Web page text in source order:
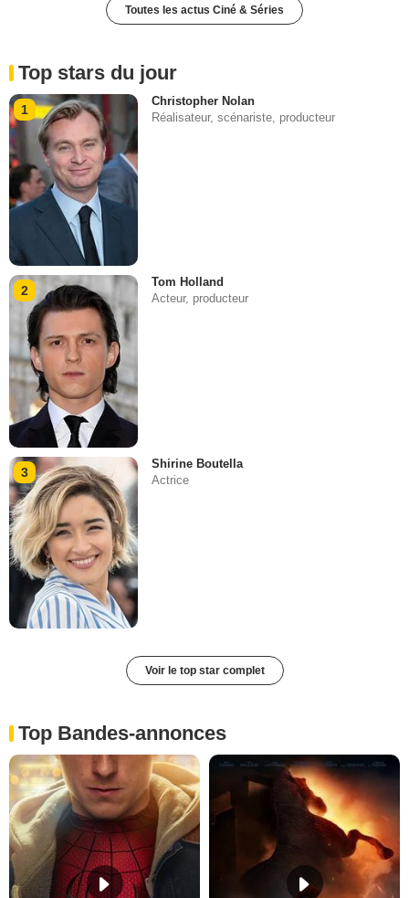
Toutes les actus Ciné & Séries
Top stars du jour
1
Christopher Nolan
Réalisateur, scénariste, producteur
2
Tom Holland
Acteur, producteur
3
Shirine Boutella
Actrice
Voir le top star complet
Top Bandes-annonces